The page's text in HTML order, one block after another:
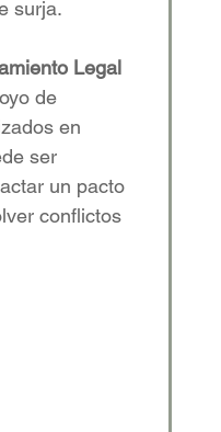
surja.
Legal
de
en
ser
un pacto
conflictos